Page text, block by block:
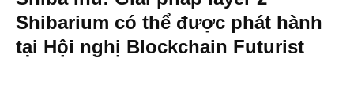
Shibarium có thể được phát hành
tại Hội nghị Blockchain Futurist